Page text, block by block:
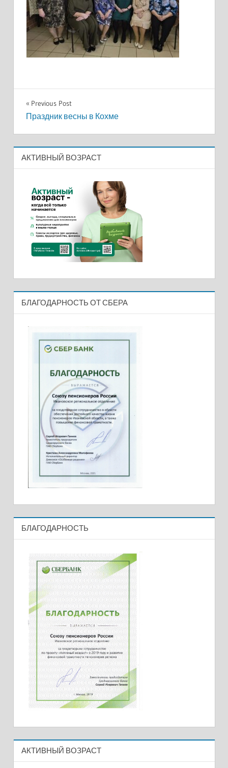
Навигация
по
записям
Previous Post
Праздник весны в Кохме
АКТИВНЫЙ ВОЗРАСТ
БЛАГОДАРНОСТЬ ОТ СБЕРА
БЛАГОДАРНОСТЬ
АКТИВНЫЙ ВОЗРАСТ